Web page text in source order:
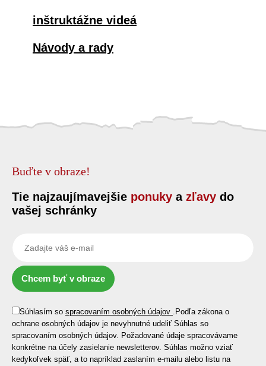
inštruktážne videá
Návody a rady
Buďte v obraze!
Tie najzaujímavejšie ponuky a zľavy do
vašej schránky
Chcem byť v obraze
Súhlasím so spracovaním osobných údajov . Podľa zákona o
ochrane osobných údajov je nevyhnutné udeliť Súhlas so
spracovaním osobných údajov. Požadované údaje spracovávame
konkrétne na účely zasielanie newsletterov. Súhlas možno vziať
kedykoľvek späť, a to napríklad zaslaním e-mailu alebo listu na